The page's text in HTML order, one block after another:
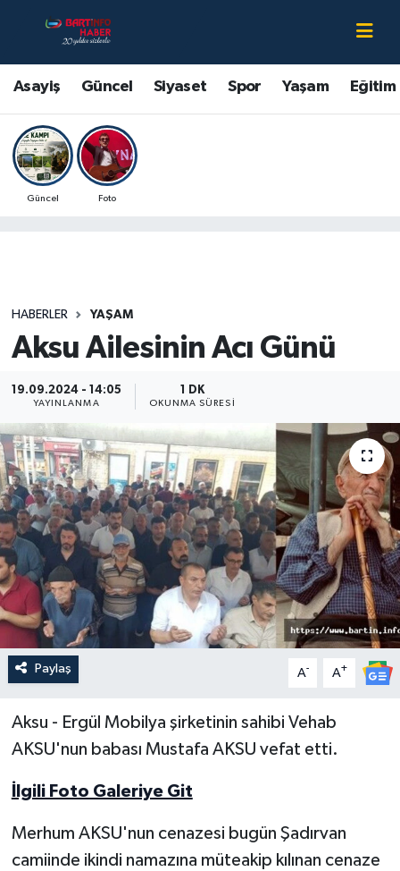
Asayiş Güncel Siyaset Spor Yaşam Eğitim
Güncel Foto
HABERLER YAŞAM
Aksu Ailesinin Acı Günü
19.09.2024 - 14:05
YAYINLANMA
1 DK
OKUNMA SÜRESI
Paylaş A- A+
Aksu - Ergül Mobilya şirketinin sahibi Vehab
AKSU'nun babası Mustafa AKSU vefat etti.
İlgili Foto Galeriye Git
Merhum AKSU'nun cenazesi bugün Şadırvan
camiinde ikindi namazına müteakip kılınan cenaze
Asayiş
Bartın Hakkında
Çevre
Eğitim
Kültür-Sanat
Magazin
Medya
Sağlık
Sinema
Sivil Toplum
Siyaset
Spor
Turizm
Yaşam
Yerel Yönetimler
Bartın Nöbetçi Eczaneler
Bartın Hava Durumu
Bartin Namaz Vakitleri
Bartın Trafik Yoğunluk Haritası
Son Dakika Haberleri
Haber Arşivi